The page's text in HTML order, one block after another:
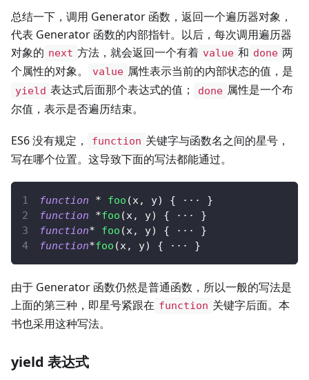
总结一下，调用 Generator 函数，返回一个遍历器对象，
代表 Generator 函数的内部指针。以后，每次调用遍历器
对象的 next 方法，就会返回一个有着 value 和 done 两
个属性的对象。
value 属性表示当前的内部状态的值，是
yield 表达式后面那个表达式的值； done 属性是一个布
尔值，表示是否遍历结束。
ES6 没有规定， function 关键字与函数名之间的星号，
写在哪个位置。这导致下面的写法都能通过。
function * foo (x, y) { ··· }
function
*foo (x, y) { ··· }
function* foo (x, y) { ··· }
function*foo (x, y) { ··· }
由于 Generator 函数仍然是普通函数，所以一般的写法是
上面的第三种，即星号紧跟在 function 关键字后面。本
书也采用这种写法。
yield 表达式